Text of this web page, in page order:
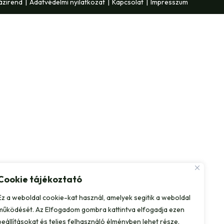
tájékoztató
a weboldal cookie-kat használ, amelyek segitik a weboldal
Az Elfogadom gombra kattintva elfogadja ezen
és teljes felhasználó élményben lehet része.
Adatvédelmi nyilatkozat Kapcsolat Impresszum